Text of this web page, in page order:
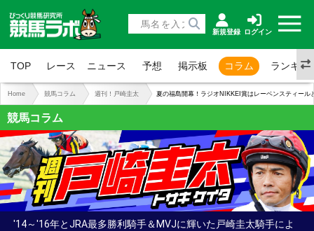
新規登録 ログイン
TOP レース ニュース 予想 掲示板 コラム ランキン
Home 競馬コラム 週刊！戸崎圭太 夏の福島開幕！ラジオNIKKEI賞はレーベンスティール
競馬コラム
'14～'16年とJRA最多勝利騎手＆MVJに輝いた戸崎圭太騎手によ